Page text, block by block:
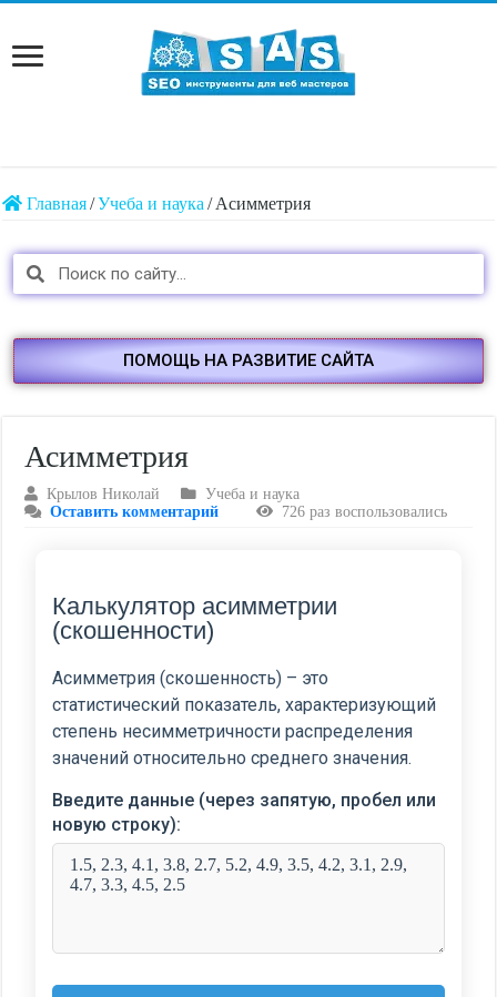
Главная/Учеба и наука / Асимметрия
ПОМОЩЬ НА РАЗВИТИЕ САЙТА
Асимметрия
Крылов Николай
Учеба и наука
Оставить комментарий
726 раз воспользовались
Калькулятор асимметрии
(скошенности)
Асимметрия (скошенность) – это
статистический показатель, характеризующий
степень несимметричности распределения
значений относительно среднего значения.
Введите данные (через запятую, пробел или
новую строку):